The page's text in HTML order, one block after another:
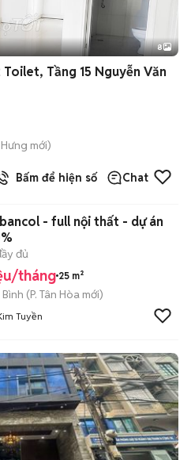
+2
8
Toilet, Tầng 15 Nguyễn Văn
mới)
Bấm để hiện số Chat
- full nội thất - dự án
đủ
tháng 25 m²
Bình (P. Tân Hòa mới)
Tuyền